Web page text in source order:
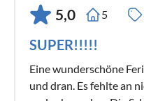
5,0 5
SUPER!!!!!
Eine wunderschöne
und dran. Es fehlte an